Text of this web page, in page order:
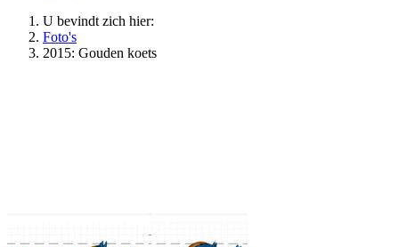
U bevindt zich hier:
Foto's
2015: Gouden koets